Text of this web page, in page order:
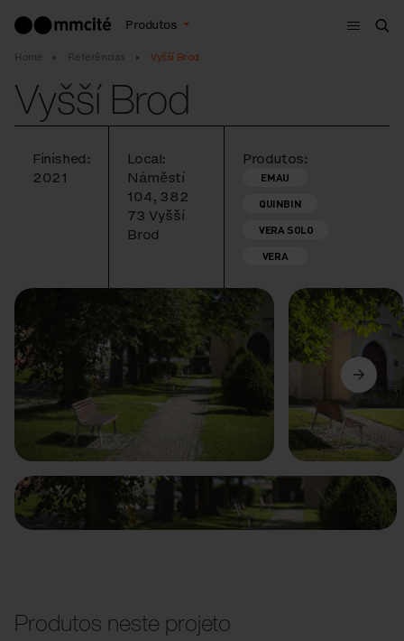
Produtos
Menu
Home Referências Vyšší Brod
Vyšší Brod
Finished:
2021
Local:
Náměstí
104, 382
73 Vyšší
Brod
Produtos:
EMAU
QUINBIN
VERA SOLO
VERA
Anterior Seguinte
Produtos neste projeto